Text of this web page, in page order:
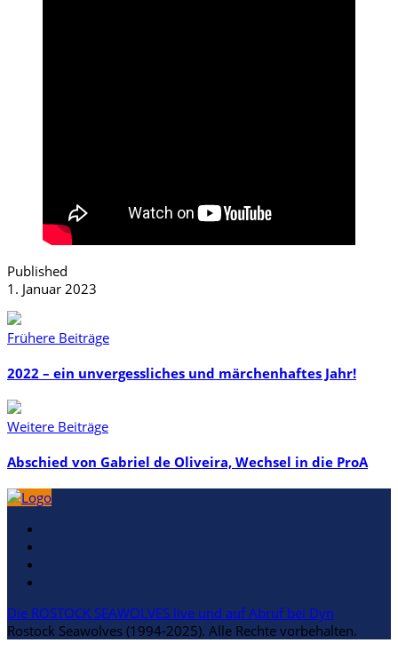
Published
1. Januar 2023
Frühere Beiträge
2022 – ein unvergessliches und märchenhaftes Jahr!
Weitere Beiträge
Abschied von Gabriel de Oliveira, Wechsel in die ProA
Die ROSTOCK SEAWOLVES live und auf Abruf bei Dyn
Rostock Seawolves (1994-2025). Alle Rechte vorbehalten.